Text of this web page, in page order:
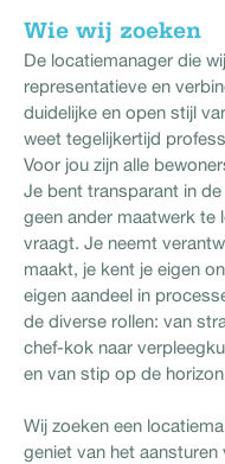
Wie wij zoeken
De locatiemanager die
representatieve en
duidelijke en open stijl
weet tegelijkertijd
Voor jou zijn alle
Je bent transparant in
geen ander maatwerk te
vraagt. Je neemt
maakt, je kent je eigen
eigen aandeel in
de diverse rollen: van
chef-kok naar
en van stip op de
Wij zoeken een
geniet van het aansturen